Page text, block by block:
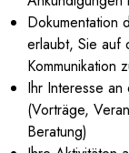
Dokumentation
erlaubt, Sie auf
Kommunikation
Ihr Interesse an
(Vorträge,
Beratung)